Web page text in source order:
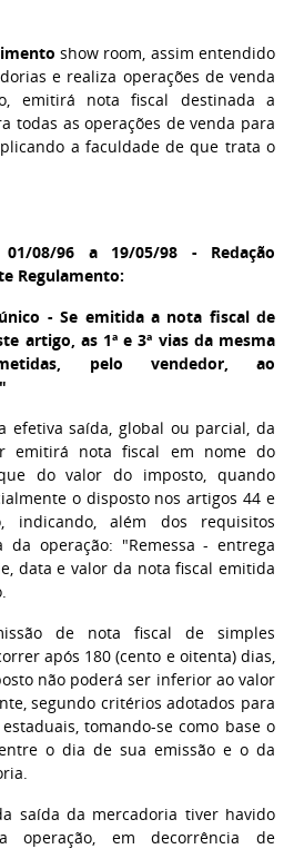
show room, assim entendido
e realiza operações de venda
emitirá nota fiscal destinada a
todas as operações de venda para
a faculdade de que trata o
08/96 a 19/05/98 - Redação
Regulamento:
- Se emitida a nota fiscal de
artigo, as 1ª e 3ª vias da mesma
pelo vendedor, ao
efetiva saída, global ou parcial, da
emitirá nota fiscal em nome do
do valor do imposto, quando
o disposto nos artigos 44 e
indicando, além dos requisitos
da operação: "Remessa - entrega
data e valor da nota fiscal emitida
de nota fiscal de simples
após 180 (cento e oitenta) dias,
não poderá ser inferior ao valor
segundo critérios adotados para
tomando-se como base o
o dia de sua emissão e o da
saída da mercadoria tiver havido
operação, em decorrência de